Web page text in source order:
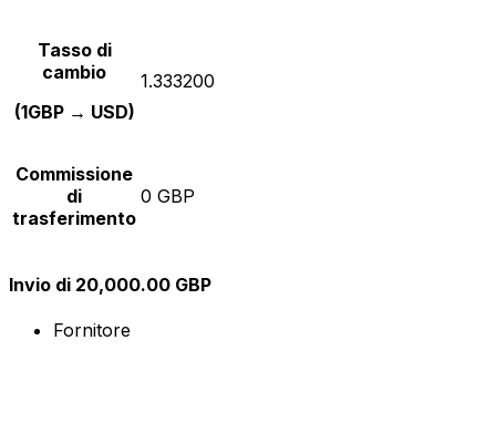
Tasso di
cambio
(1GBP → USD)
1.333200
Commissione
di
trasferimento
0 GBP
Invio di 20,000.00 GBP
Fornitore